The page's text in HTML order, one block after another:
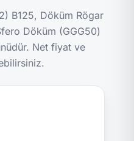
B125, Döküm Rögar
Döküm (GGG50)
Net fiyat ve